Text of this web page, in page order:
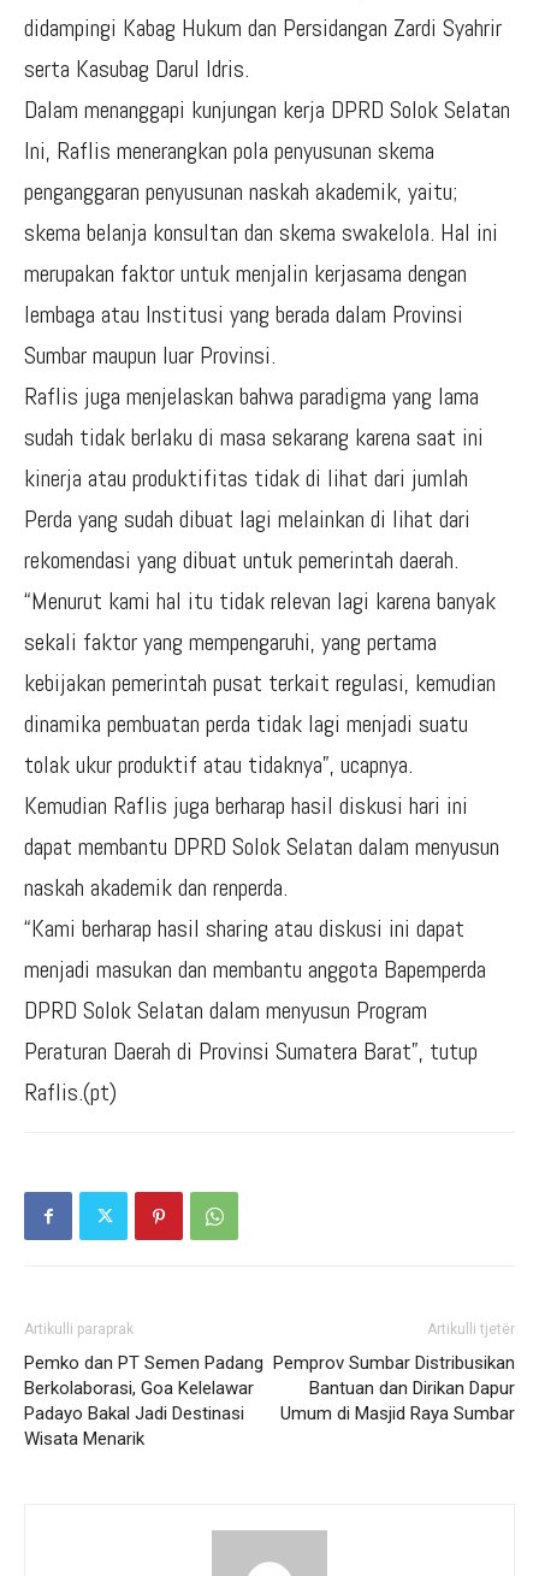
didampingi Kabag Hukum dan Persidangan Zardi Syahrir
serta Kasubag Darul Idris.
Dalam menanggapi kunjungan kerja DPRD Solok Selatan
Ini, Raflis menerangkan pola penyusunan skema
penganggaran penyusunan naskah akademik, yaitu;
skema belanja konsultan dan skema swakelola. Hal ini
merupakan faktor untuk menjalin kerjasama dengan
lembaga atau Institusi yang berada dalam Provinsi
Sumbar maupun luar Provinsi.
Raflis juga menjelaskan bahwa paradigma yang lama
sudah tidak berlaku di masa sekarang karena saat ini
kinerja atau produktifitas tidak di lihat dari jumlah
Perda yang sudah dibuat lagi melainkan di lihat dari
rekomendasi yang dibuat untuk pemerintah daerah.
“Menurut kami hal itu tidak relevan lagi karena banyak
sekali faktor yang mempengaruhi, yang pertama
kebijakan pemerintah pusat terkait regulasi, kemudian
dinamika pembuatan perda tidak lagi menjadi suatu
tolak ukur produktif atau tidaknya”, ucapnya.
Kemudian Raflis juga berharap hasil diskusi hari ini
dapat membantu DPRD Solok Selatan dalam menyusun
naskah akademik dan renperda.
“Kami berharap hasil sharing atau diskusi ini dapat
menjadi masukan dan membantu anggota Bapemperda
DPRD Solok Selatan dalam menyusun Program
Peraturan Daerah di Provinsi Sumatera Barat”, tutup
Raflis.(pt)
Artikulli paraprak
Pemko dan PT Semen Padang
Berkolaborasi, Goa Kelelawar
Padayo Bakal Jadi Destinasi
Wisata Menarik
Artikulli tjetër
Pemprov Sumbar Distribusikan
Bantuan dan Dirikan Dapur
Umum di Masjid Raya Sumbar